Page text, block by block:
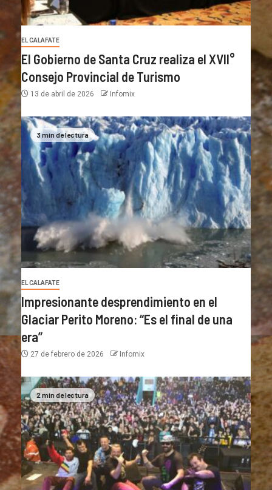
EL CALAFATE
El Gobierno de Santa Cruz realiza el XVII°
Consejo Provincial de Turismo
13 de abril de 2026 Infomix
3 min de lectura
EL CALAFATE
Impresionante desprendimiento en el
Glaciar Perito Moreno: “Es el final de una
era”
27 de febrero de 2026 Infomix
2 min de lectura